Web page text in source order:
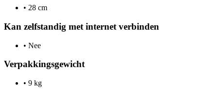
• 28 cm
Kan zelfstandig met internet verbinden
• Nee
Verpakkingsgewicht
• 9 kg